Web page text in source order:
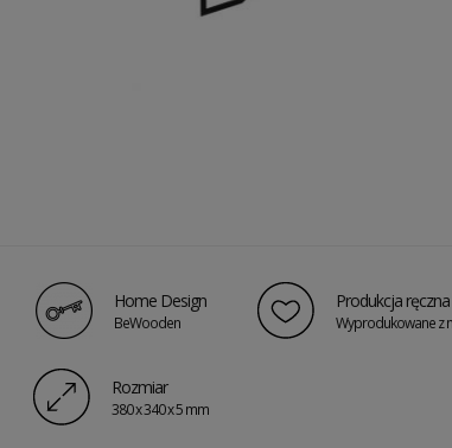
Home Design
BeWooden
Produkcja ręczna
Wyprodukowane z
Rozmiar
380 x 340 x 5 mm